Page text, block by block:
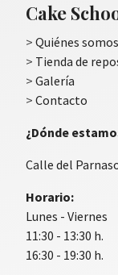
Cake
> Quiénes somos
> Tienda de
> Galería
> Contacto
¿Dónde
Calle del
Horario:
Lunes - Viernes
11:30 - 13:30 h.
16:30 - 19:30 h.